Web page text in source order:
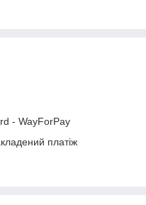
- WayForPay
платіж